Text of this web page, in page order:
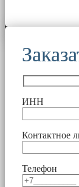
ИНН
Контактное
Телефон